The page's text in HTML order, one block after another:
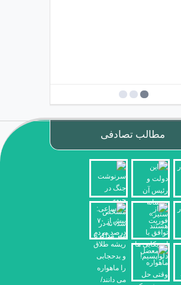
مطالب تصادفی